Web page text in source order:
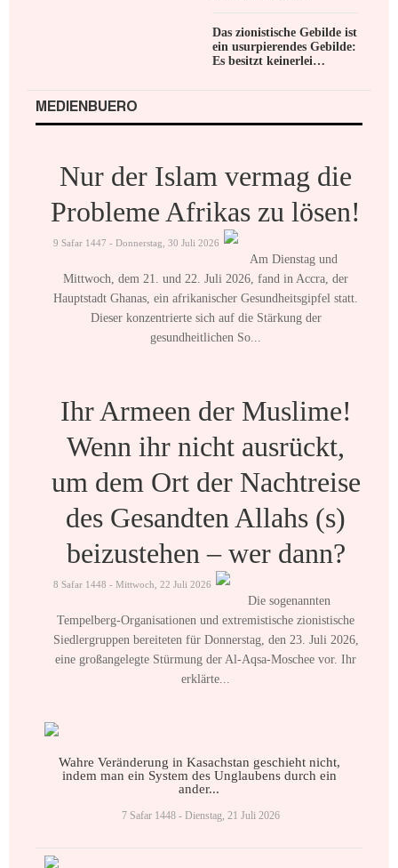
Das zionistische Gebilde ist
ein usurpierendes Gebilde:
Es besitzt keinerlei…
MEDIENBUERO
Nur der Islam vermag die
Probleme Afrikas zu lösen!
9 Safar 1447 - Donnerstag, 30 Juli 2026
Am Dienstag und
Mittwoch, dem 21. und 22. Juli 2026, fand in Accra, der
Hauptstadt Ghanas, ein afrikanischer Gesundheitsgipfel statt.
Dieser konzentrierte sich auf die Stärkung der
gesundheitlichen So...
Ihr Armeen der Muslime!
Wenn ihr nicht ausrückt,
um dem Ort der Nachtreise
des Gesandten Allahs (s)
beizustehen – wer dann?
8 Safar 1448 - Mittwoch, 22 Juli 2026
Die sogenannten
Tempelberg-Organisationen und extremistische zionistische
Siedlergruppen bereiteten für Donnerstag, den 23. Juli 2026,
eine großangelegte Stürmung der Al-Aqsa-Moschee vor. Ihr
erklärte...
Wahre Veränderung in Kasachstan geschieht nicht,
indem man ein System des Unglaubens durch ein
ander...
7 Safar 1448 - Dienstag, 21 Juli 2026